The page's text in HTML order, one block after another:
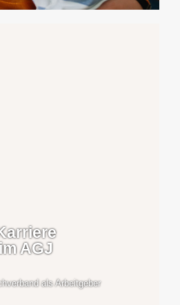
AGJ
als Arbeitgeber